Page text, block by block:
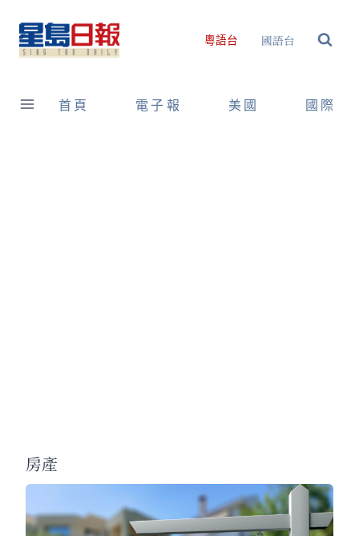
content
粵語台 國語台
首頁 電子報 美國 國際
房產